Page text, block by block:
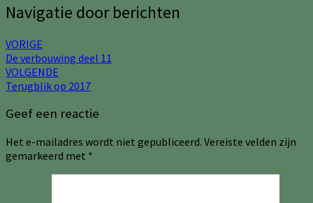
Navigatie door berichten
VORIGE
De verbouwing deel 11
VOLGENDE
Terugblik op 2017
Geef een reactie
Het e-mailadres wordt niet gepubliceerd. Vereiste velden zijn
gemarkeerd met *